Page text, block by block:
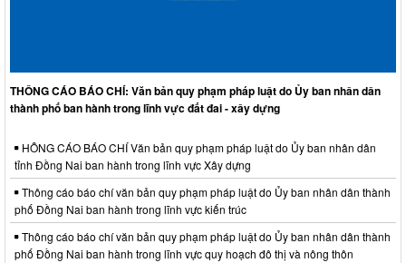
THÔNG CÁO BÁO CHÍ: Văn bản quy phạm pháp luật do Ủy ban nhân dân
thành phố ban hành trong lĩnh vực đất đai - xây dựng
HÔNG CÁO BÁO CHÍ Văn bản quy phạm pháp luật do Ủy ban nhân dân
tỉnh Đồng Nai ban hành trong lĩnh vực Xây dựng
Thông cáo báo chí văn bản quy phạm pháp luật do Ủy ban nhân dân thành
phố Đồng Nai ban hành trong lĩnh vực kiến trúc
Thông cáo báo chí văn bản quy phạm pháp luật do Ủy ban nhân dân thành
phố Đồng Nai ban hành trong lĩnh vực quy hoạch đô thị và nông thôn